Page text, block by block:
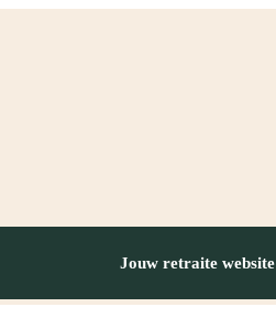
Jouw retraite website